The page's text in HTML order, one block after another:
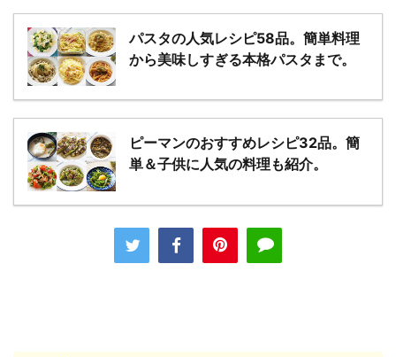
パスタの人気レシピ58品。簡単料理
から美味しすぎる本格パスタまで。
ピーマンのおすすめレシピ32品。簡
単＆子供に人気の料理も紹介。